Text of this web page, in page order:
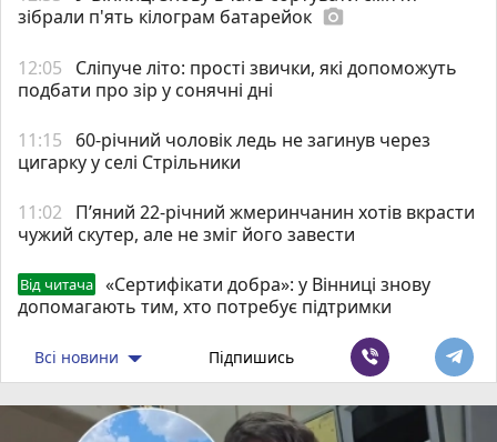
зібрали п'ять кілограм батарейок photo_camera
12:05
Сліпуче літо: прості звички, які допоможуть
подбати про зір у сонячні дні
11:15
60-річний чоловік ледь не загинув через
цигарку у селі Стрільники
11:02
П’яний 22-річний жмеринчанин хотів вкрасти
чужий скутер, але не зміг його завести
Від читача
«Сертифікати добра»: у Вінниці знову
допомагають тим, хто потребує підтримки
Всі новини Підпишись